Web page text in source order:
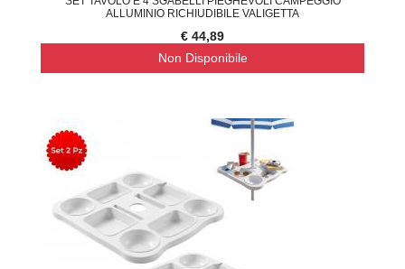
ALLUMINIO RICHIUDIBILE VALIGETTA
€ 44,89
Non Disponibile